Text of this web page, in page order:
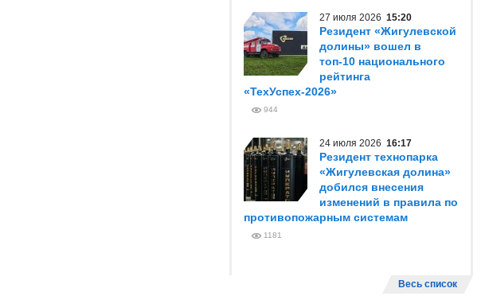
27 июля 2026 15:20
Резидент «Жигулевской
долины» вошел в
топ-10 национального
рейтинга
«ТехУспех-2026»
944
24 июля 2026 16:17
Резидент технопарка
«Жигулевская долина»
добился внесения
изменений в правила по
противопожарным системам
1181
Весь список